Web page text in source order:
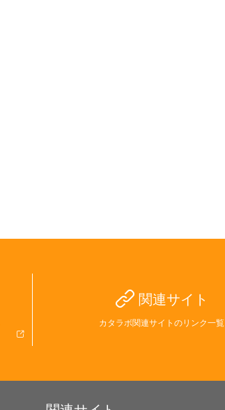
関連サイト
カタラボ関連サイトのリンク一覧